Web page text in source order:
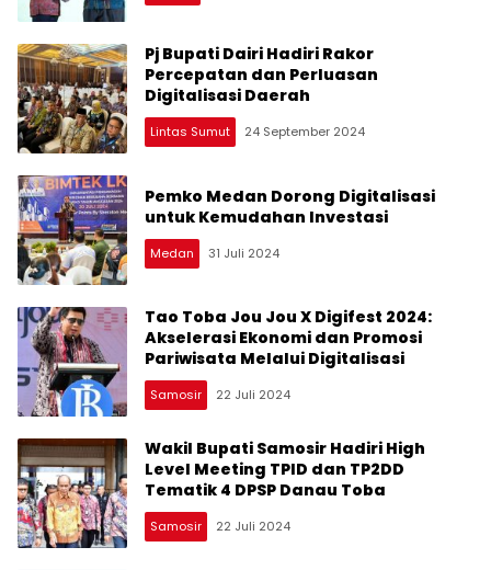
Pj Bupati Dairi Hadiri Rakor
Percepatan dan Perluasan
Digitalisasi Daerah
Lintas Sumut 24 September 2024
Pemko Medan Dorong Digitalisasi
untuk Kemudahan Investasi
Medan 31 Juli 2024
Tao Toba Jou Jou X Digifest 2024:
Akselerasi Ekonomi dan Promosi
Pariwisata Melalui Digitalisasi
Samosir 22 Juli 2024
Wakil Bupati Samosir Hadiri High
Level Meeting TPID dan TP2DD
Tematik 4 DPSP Danau Toba
Samosir 22 Juli 2024